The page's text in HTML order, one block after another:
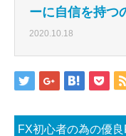
ーに自信を持つ
2020.10.18
FX初心者の為の優